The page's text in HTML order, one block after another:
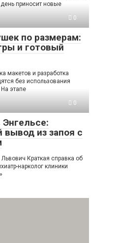
приносит новые
0
по размерам:
и готовый
макетов и разработка
без использования
этапе
0
вывод из запоя с
Краткая справка об
нарколог клиники